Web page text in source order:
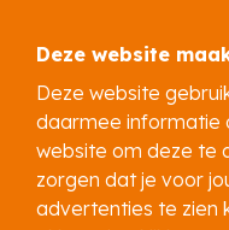
Deze website
Deze website
daarmee informatie
website om deze te
zorgen dat je voor
advertenties te zien